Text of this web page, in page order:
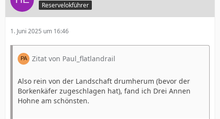
Reservelokführer
1. Juni 2025 um 16:46
Zitat von Paul_flatlandrail
Also rein von der Landschaft drumherum (bevor der
Borkenkäfer zugeschlagen hat), fand ich Drei Annen
Hohne am schönsten.